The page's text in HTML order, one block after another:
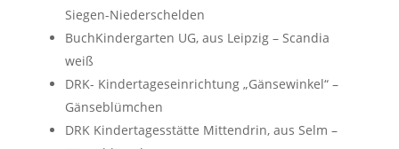
Siegen-Niederschelden
BuchKindergarten UG, aus Leipzig – Scandia
weiß
DRK- Kindertageseinrichtung „Gänsewinkel“ –
Gänseblümchen
DRK Kindertagesstätte Mittendrin, aus Selm –